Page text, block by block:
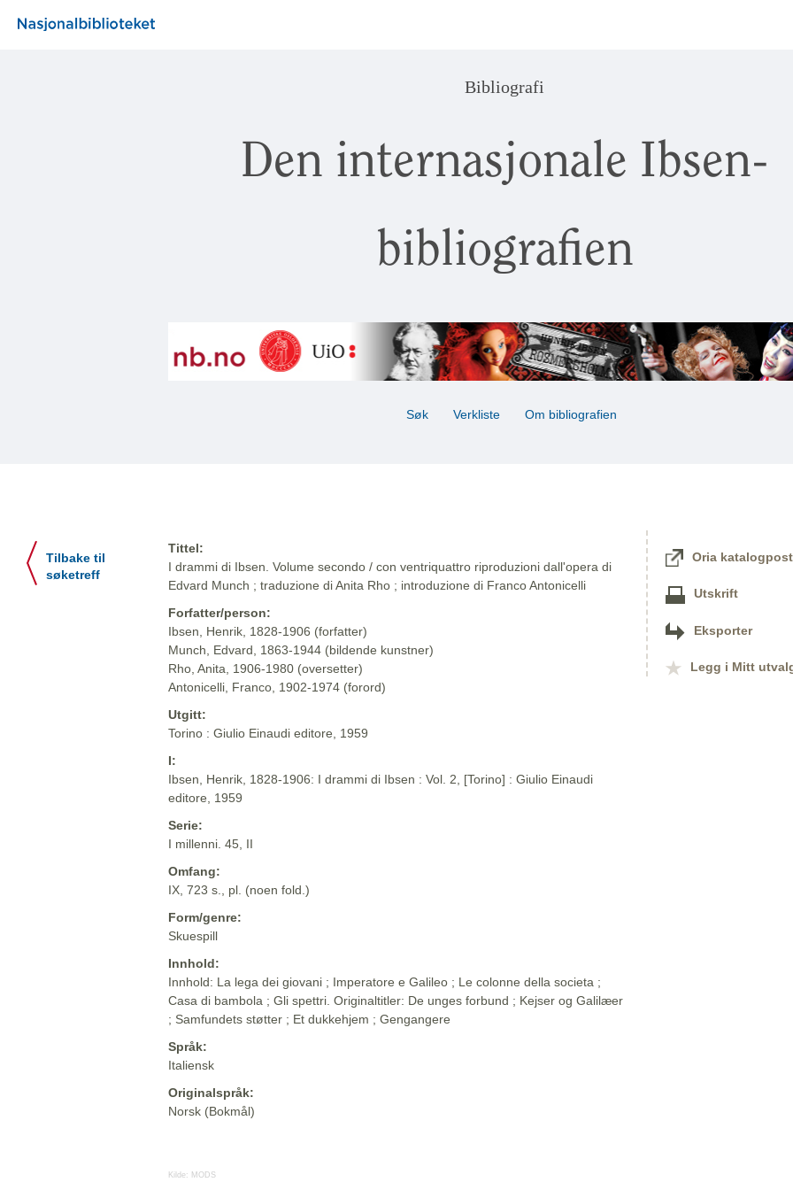
Bibliografi
Den internasjonale Ibsen-
bibliografien
Søk Verkliste Om bibliografien
Tilbake til
søketreff
Tittel:
I drammi di Ibsen. Volume secondo / con ventriquattro riproduzioni dall'opera di
Edvard Munch ; traduzione di Anita Rho ; introduzione di Franco Antonicelli
Forfatter/person:
Ibsen, Henrik, 1828-1906 (forfatter)
Munch, Edvard, 1863-1944 (bildende kunstner)
Rho, Anita, 1906-1980 (oversetter)
Antonicelli, Franco, 1902-1974 (forord)
Utgitt:
Torino : Giulio Einaudi editore, 1959
I:
Ibsen, Henrik, 1828-1906: I drammi di Ibsen : Vol. 2, [Torino] : Giulio Einaudi
editore, 1959
Serie:
I millenni. 45, II
Omfang:
IX, 723 s., pl. (noen fold.)
Form/genre:
Skuespill
Innhold:
Innhold: La lega dei giovani ; Imperatore e Galileo ; Le colonne della societa ;
Casa di bambola ; Gli spettri. Originaltitler: De unges forbund ; Kejser og Galilæer
; Samfundets støtter ; Et dukkehjem ; Gengangere
Språk:
Italiensk
Originalspråk:
Norsk (Bokmål)
Kilde: MODS
Oria katalogpost
Utskrift
Eksporter
Legg i Mitt